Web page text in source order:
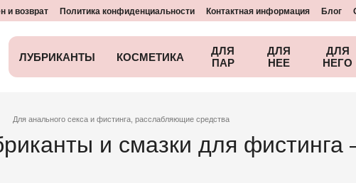
и возврат Политика конфиденциальности Контактная информация Блог
ЛУБРИКАНТЫ КОСМЕТИКА
ДЛЯ
ПАР
ДЛЯ
НЕЕ
ДЛЯ
НЕГО
Для анального секса и фистинга, расслабляющие средства
и смазки для фистинга